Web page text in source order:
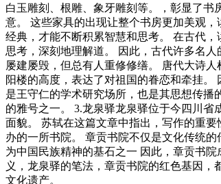
白玉雕刻、根雕、象牙雕刻等。，彰显了
意。 这些家具的出现让整个书房更加美观
经典，才能不断积累智慧和思考。 在古代
思考，深刻地理解道。 因此，古代许多名
屡建屡毁，但总有人重修修缮。 唐代大诗
阳楼的高度，表达了对祖国的眷恋和牵挂
是王守仁的学术研究场所，也是其思想传播
的雅号之一。 3.龙泉驿龙泉驿位于今四川
面貌。 苏轼在这篇文章中指出，写作的重
办的一所书院。 章贡书院不仅是文化传统
为中国民族精神的基石之一 因此，章贡书
义，龙泉驿的笔法，章贡书院的红色基因
文化遗产。